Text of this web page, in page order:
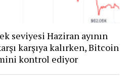
seviyesi Haziran ayının
karşıya kalırken, Bitcoin
kontrol ediyor